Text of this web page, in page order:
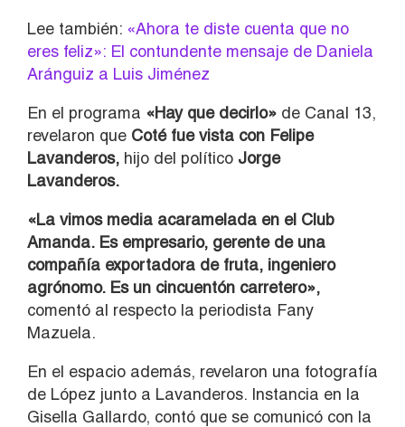
Lee también: «Ahora te diste cuenta que no
eres feliz»: El contundente mensaje de Daniela
Aránguiz a Luis Jiménez
En el programa «Hay que decirlo» de Canal 13,
revelaron que Coté fue vista con Felipe
Lavanderos, hijo del político Jorge
Lavanderos.
«La vimos media acaramelada en el Club
Amanda. Es empresario, gerente de una
compañía exportadora de fruta, ingeniero
agrónomo. Es un cincuentón carretero»,
comentó al respecto la periodista Fany
Mazuela.
En el espacio además, revelaron una fotografía
de López junto a Lavanderos. Instancia en la
Gisella Gallardo, contó que se comunicó con la